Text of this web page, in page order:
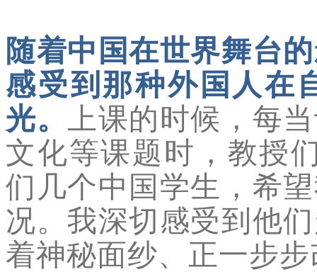
随着中国在世界舞台
感受到那种外国人在
光。
上课的时候，每
文化等课题时，教授
们几个中国学生，希
况。我深切感受到他
着神秘面纱、正一步